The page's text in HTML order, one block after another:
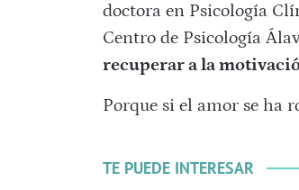
doctora en Psicología
Centro de Psicología
recuperar a la
Porque si el amor se ha
TE PUEDE INTERESAR